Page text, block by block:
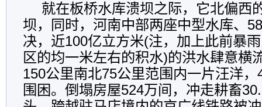
就在板桥水库溃坝之际，它北偏西
坝，同时，河南中部两座中型水库、
决，近100亿立方米(注，加上此前暴
区的均一米左右的积水)的洪水肆意横
150公里南北75公里范围内一片汪洋
围困。倒塌房屋524万间，冲走耕畜